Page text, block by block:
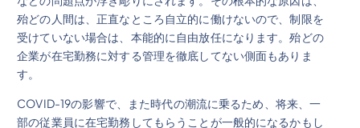
殆どの人間は、正直なところ自立的に働けないので、制限を
受けていない場合は、本能的に自由放任になります。殆どの
企業が在宅勤務に対する管理を徹底してない側面もありま
す。
COVID-19の影響で、また時代の潮流に乗るため、将来、一
部の従業員に在宅勤務してもらうことが一般的になるかもし